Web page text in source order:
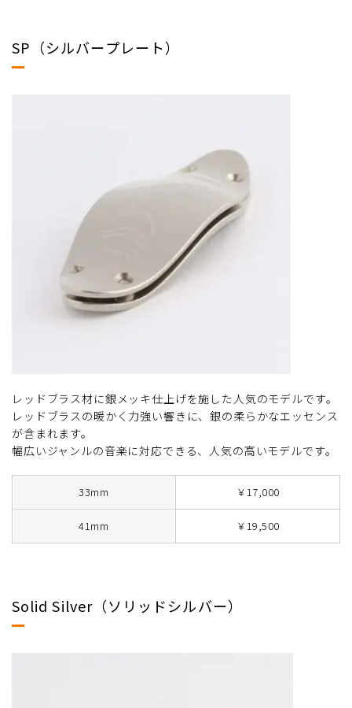
SP（シルバープレート）
レッドブラス材に銀メッキ仕上げを施した人気のモデルです。
レッドブラスの暖かく力強い響きに、銀の柔らかなエッセンス
が含まれます。
幅広いジャンルの音楽に対応できる、人気の高いモデルです。
33mm ￥17,000
41mm ￥19,500
Solid Silver（ソリッドシルバー）